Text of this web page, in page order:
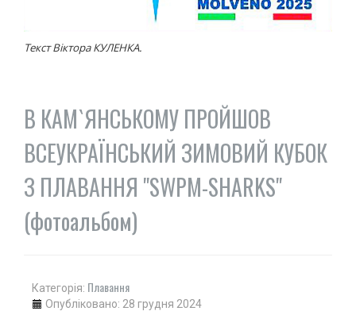
Текст Віктора КУЛЕНКА.
В КАМ`ЯНСЬКОМУ ПРОЙШОВ
ВСЕУКРАЇНСЬКИЙ ЗИМОВИЙ КУБОК
З ПЛАВАННЯ "SWPM-SHARKS"
(фотоальбом)
Категорія: Плавання
Опубліковано: 28 грудня 2024